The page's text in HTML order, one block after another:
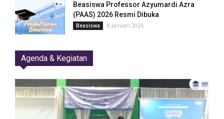
Beasiswa Professor Azyumardi Azra
(PAAS) 2026 Resmi Dibuka
Beasiswa 8 Januari 2026
Agenda & Kegiatan